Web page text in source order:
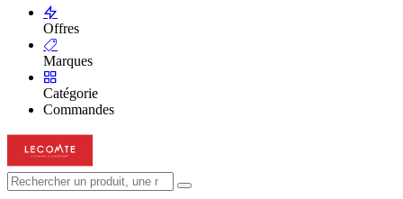
Offres
Marques
Catégorie
Commandes